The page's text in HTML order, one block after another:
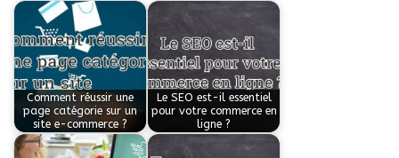
Comment réussir une
page catégorie sur un
site e-commerce ?
Le SEO est-il essentiel
pour votre commerce en
ligne ?